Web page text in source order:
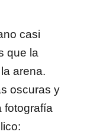
casi
que la
arena.
oscuras y
fotografía